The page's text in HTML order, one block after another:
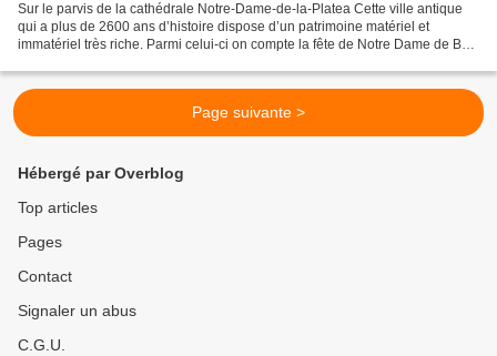
Sur le parvis de la cathédrale Notre-Dame-de-la-Platea Cette ville antique
qui a plus de 2600 ans d’histoire dispose d’un patrimoine matériel et
immatériel très riche. Parmi celui-ci on compte la fête de Notre Dame de Bon
Page suivante >
Hébergé par Overblog
Top articles
Pages
Contact
Signaler un abus
C.G.U.